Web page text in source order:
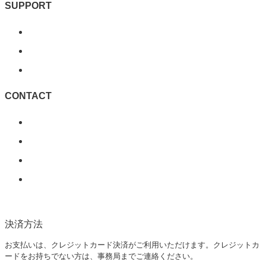
SUPPORT
CONTACT
決済方法
お支払いは、クレジットカード決済がご利用いただけます。クレジットカ
ードをお持ちでない方は、事務局までご連絡ください。